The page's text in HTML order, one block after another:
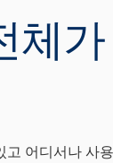
체
고 어디서나 사